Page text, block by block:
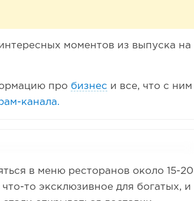
моментов из выпуска на
про бизнес и все, что с ним
канала.
в меню ресторанов около 15-20
то эксклюзивное для богатых, и